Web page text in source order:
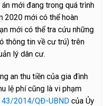
mới đang trong quá trình
2020 mới có thể hoàn
mới có thể tra cứu những
thông tin về cư trú) trên
lý dân cư.
an thu tiền của gia đình
lệ phí cũng là vi phạm
43/2014/QĐ-UBND của Ủy